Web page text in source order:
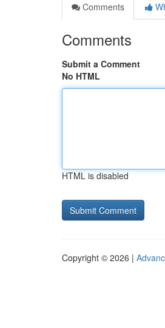
Comments
Comments
Submit a Comment
No HTML
HTML is disabled
Copyright © 2026 |